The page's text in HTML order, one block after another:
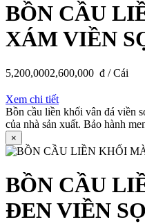
BỒN CẦU
XÁM VIỀN
5,200,0002,600,000 đ / Cái
Xem chi tiết
Bồn cầu liền khối vân đá viền
của nhà sản xuất. Bảo hành
×
BỒN CẦU
ĐEN VIỀN